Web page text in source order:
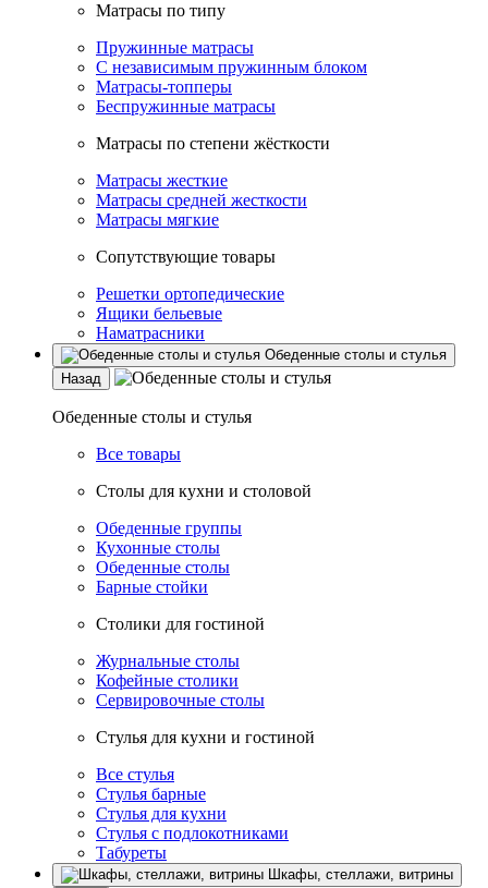
Матрасы по типу
Пружинные матрасы
С независимым пружинным блоком
Матрасы-топперы
Беспружинные матрасы
Матрасы по степени жёсткости
Матрасы жесткие
Матрасы средней жесткости
Матрасы мягкие
Сопутствующие товары
Решетки ортопедические
Ящики бельевые
Наматрасники
Обеденные столы и стулья
Назад
Обеденные столы и стулья
Все товары
Столы для кухни и столовой
Обеденные группы
Кухонные столы
Обеденные столы
Барные стойки
Столики для гостиной
Журнальные столы
Кофейные столики
Сервировочные столы
Стулья для кухни и гостиной
Все стулья
Стулья барные
Стулья для кухни
Стулья с подлокотниками
Табуреты
Шкафы, стеллажи, витрины